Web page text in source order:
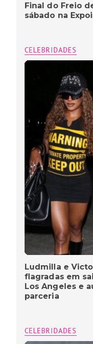
Final do Freio
sábado na
CELEBRIDADES
Ludmilla e
flagradas em
Los Angeles e
parceria
CELEBRIDADES